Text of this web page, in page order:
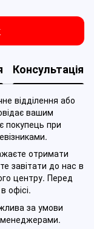
Консультація
відділення або
вашим
покупець при
отримати
завітати до нас в
центру. Перед
офісі.
за умови